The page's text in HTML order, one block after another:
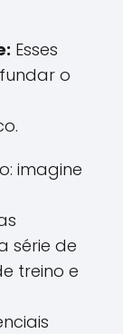
Esses
o
imagine
série de
treino e